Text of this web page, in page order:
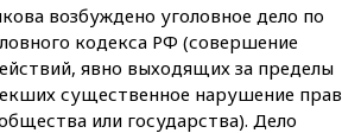
возбуждено уголовное дело по
кодекса РФ (совершение
явно выходящих за пределы
существенное нарушение прав
или государства). Дело